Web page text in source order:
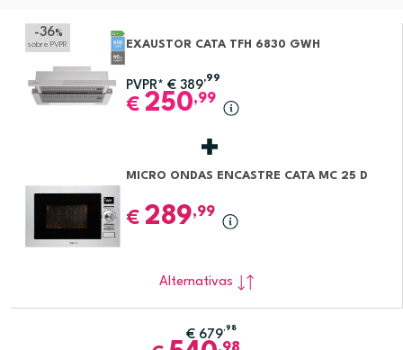
-36%
sobre PVPR EXAUSTOR CATA TFH 6830 GWH
PVPR* € 389
,99
€ 250,99
MICRO ONDAS ENCASTRE CATA MC 25 D
€ 289,99
Alternativas
€ 679,98